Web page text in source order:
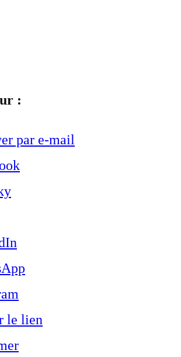
:
par e-mail
le lien